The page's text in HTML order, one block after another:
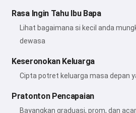
Rasa Ingin Tahu Ibu Bapa
Lihat bagaimana si kecil anda
dewasa
Keseronokan Keluarga
Cipta potret keluarga masa depan
Pratonton Pencapaian
Bayangkan graduasi, prom, dan